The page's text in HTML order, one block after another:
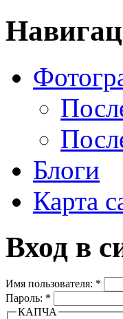
Блоги
Карта
Вход в
Имя пользователя: *
Пароль: *
КАПЧА